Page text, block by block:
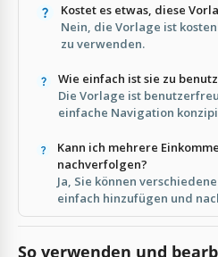
Kostet es etwas, diese
Nein, die Vorlage ist
zu verwenden.
Wie einfach ist sie zu
Die Vorlage ist
einfache Navigation
Kann ich mehrere
nachverfolgen?
Ja, Sie können
einfach hinzufügen und
So verwenden und